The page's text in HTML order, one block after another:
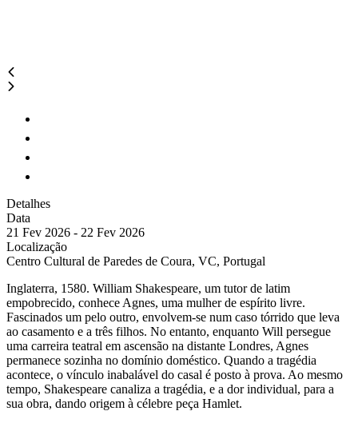
Detalhes
Data
21 Fev 2026 - 22 Fev 2026
Localização
Centro Cultural de Paredes de Coura, VC, Portugal
Inglaterra, 1580. William Shakespeare, um tutor de latim
empobrecido, conhece Agnes, uma mulher de espírito livre.
Fascinados um pelo outro, envolvem-se num caso tórrido que leva
ao casamento e a três filhos. No entanto, enquanto Will persegue
uma carreira teatral em ascensão na distante Londres, Agnes
permanece sozinha no domínio doméstico. Quando a tragédia
acontece, o vínculo inabalável do casal é posto à prova. Ao mesmo
tempo, Shakespeare canaliza a tragédia, e a dor individual, para a
sua obra, dando origem à célebre peça Hamlet.